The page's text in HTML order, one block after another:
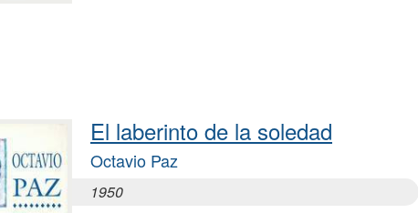
El laberinto de la soledad
Octavio Paz
1950